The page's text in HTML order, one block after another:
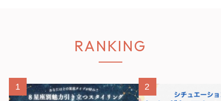
RANKING
1 2